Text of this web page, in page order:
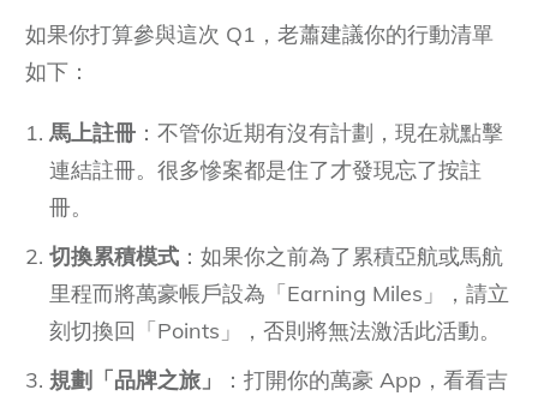
如果你打算參與這次 Q1，老蕭建議你的行動清單
如下：
馬上註冊 ：不管你近期有沒有計劃，現在就點擊
連結註冊。很多慘案都是住了才發現忘了按註
冊。
切換累積模式 ：如果你之前為了累積亞航或馬航
里程而將萬豪帳戶設為「Earning Miles」，請立
刻切換回「Points」，否則將無法激活此活動。
規劃「品牌之旅」
：打開你的萬豪 App，看看吉